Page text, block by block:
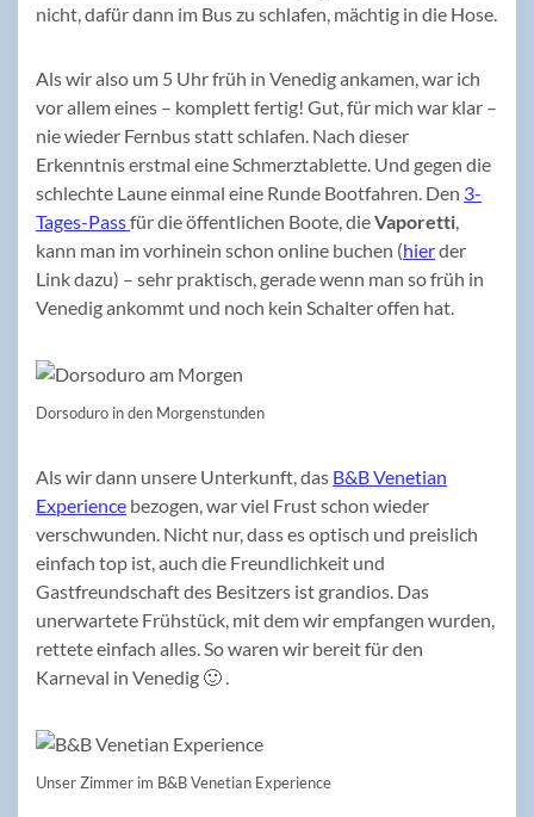
nicht, dafür dann im Bus zu schlafen, mächtig in die Hose.
Als wir also um 5 Uhr früh in Venedig ankamen, war ich
vor allem eines – komplett fertig! Gut, für mich war klar –
nie wieder Fernbus statt schlafen. Nach dieser
Erkenntnis erstmal eine Schmerztablette. Und gegen die
schlechte Laune einmal eine Runde Bootfahren. Den 3-
Tages-Passfür die öffentlichen Boote, dieVaporetti
kann man im vorhinein schon online buchen (hierder
Link dazu) – sehr praktisch, gerade wenn man so früh in
Venedig ankommt und noch kein Schalter offen hat.
Dorsoduro in den Morgenstunden
Als wir dann unsere Unterkunft, das B&B Venetian
Experience bezogen, war viel Frust schon wieder
verschwunden. Nicht nur, dass es optisch und preislich
einfach top ist, auch die Freundlichkeit und
Gastfreundschaft des Besitzers ist grandios. Das
unerwartete Frühstück, mit dem wir empfangen wurden,
rettete einfach alles. So waren wir bereit für den
Karneval in Venedig 🙂 .
Unser Zimmer im B&B Venetian Experience